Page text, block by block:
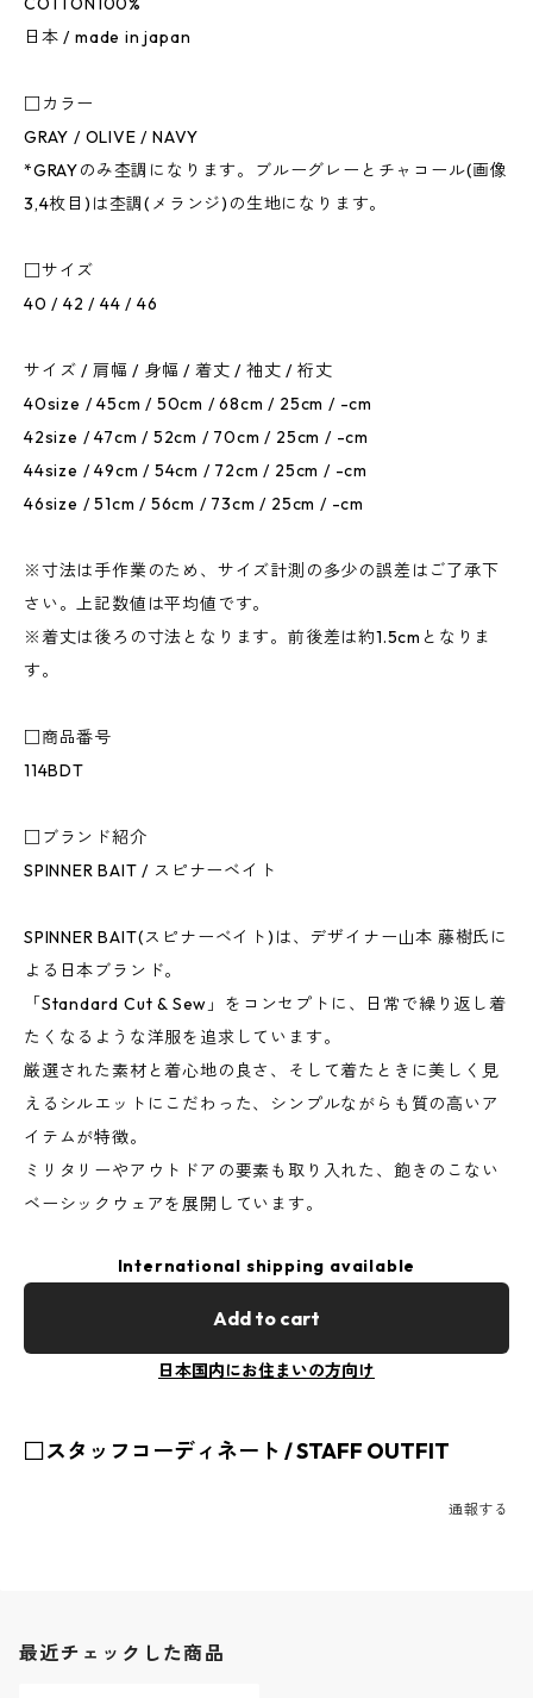
日本 / made in japan
□カラー
GRAY / OLIVE / NAVY
*GRAYのみ杢調になります。ブルーグレーとチャコール(画像
3,4枚目)は杢調(メランジ)の生地になります。
□サイズ
40 / 42 / 44 / 46
サイズ / 肩幅 / 身幅 / 着丈 / 袖丈 / 裄丈
40size / 45cm / 50cm / 68cm / 25cm / -cm
42size / 47cm / 52cm / 70cm / 25cm / -cm
44size / 49cm / 54cm / 72cm / 25cm / -cm
46size / 51cm / 56cm / 73cm / 25cm / -cm
※寸法は手作業のため、サイズ計測の多少の誤差はご了承下
さい。上記数値は平均値です。
※着丈は後ろの寸法となります。前後差は約1.5cmとなりま
す。
□商品番号
114BDT
□ブランド紹介
SPINNER BAIT / スピナーベイト
SPINNER BAIT(スピナーベイト)は、デザイナー山本 藤樹氏に
よる日本ブランド。
「Standard Cut & Sew」をコンセプトに、日常で繰り返し着
たくなるような洋服を追求しています。
厳選された素材と着心地の良さ、そして着たときに美しく見
えるシルエットにこだわった、シンプルながらも質の高いア
イテムが特徴。
ミリタリーやアウトドアの要素も取り入れた、飽きのこない
ベーシックウェアを展開しています。
International shipping available
Add to cart
日本国内にお住まいの方向け
□スタッフコーディネート / STAFF OUTFIT
通報する
最近チェックした商品